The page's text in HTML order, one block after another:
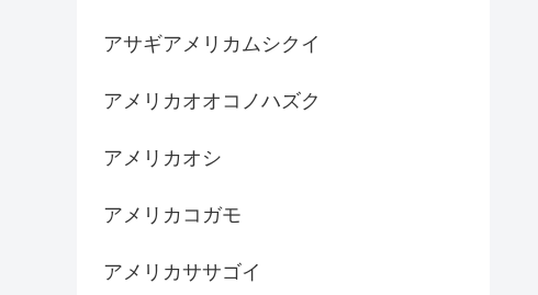
アサギアメリカムシクイ
アメリカオオコノハズク
アメリカオシ
アメリカコガモ
アメリカササゴイ